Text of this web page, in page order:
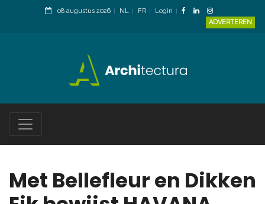
08 augustus 2026 NL FR
Login
ADVERTEREN
Met Bellefleur en Dikken